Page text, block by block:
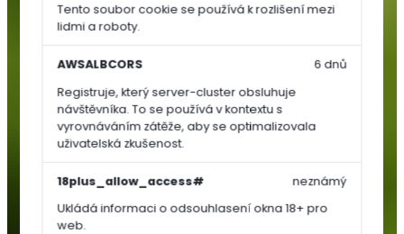
Tento soubor cookie se používá k rozlišení mezi
lidmi a roboty.
AWSALBCORS
Registruje, který server-cluster obsluhuje
návštěvníka. To se používá v kontextu s
vyrovnáváním zátěže, aby se optimalizovala
uživatelská zkušenost.
6 dnů
18plus_allow_access#
Ukládá informaci o odsouhlasení okna 18+ pro
web.
neznámý
Cibulová
(luštěniny)
Listová
Jahodníky